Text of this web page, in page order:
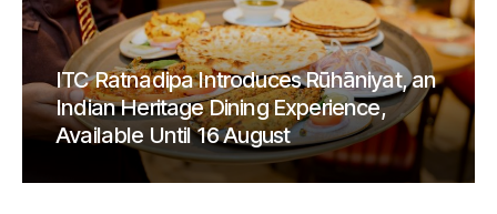
ITC Ratnadipa Introduces Rūhāniyat, an
Indian Heritage Dining Experience,
Available Until 16 August